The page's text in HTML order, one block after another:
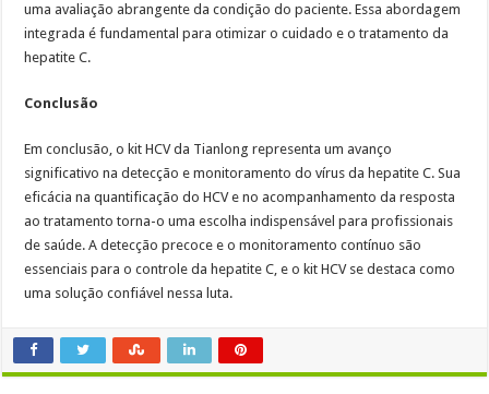
uma avaliação abrangente da condição do paciente. Essa abordagem
integrada é fundamental para otimizar o cuidado e o tratamento da
hepatite C.
Conclusão
Em conclusão, o kit HCV da Tianlong representa um avanço
significativo na detecção e monitoramento do vírus da hepatite C. Sua
eficácia na quantificação do HCV e no acompanhamento da resposta
ao tratamento torna-o uma escolha indispensável para profissionais
de saúde. A detecção precoce e o monitoramento contínuo são
essenciais para o controle da hepatite C, e o kit HCV se destaca como
uma solução confiável nessa luta.